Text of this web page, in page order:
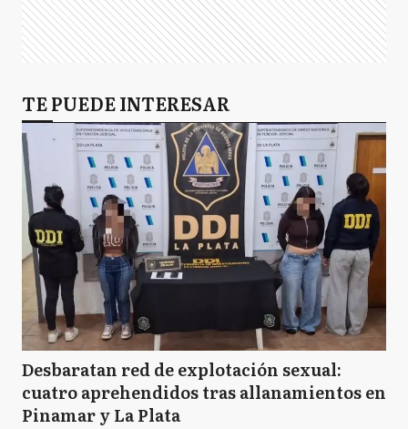
TE PUEDE INTERESAR
Desbaratan red de explotación sexual:
cuatro aprehendidos tras allanamientos en
Pinamar y La Plata